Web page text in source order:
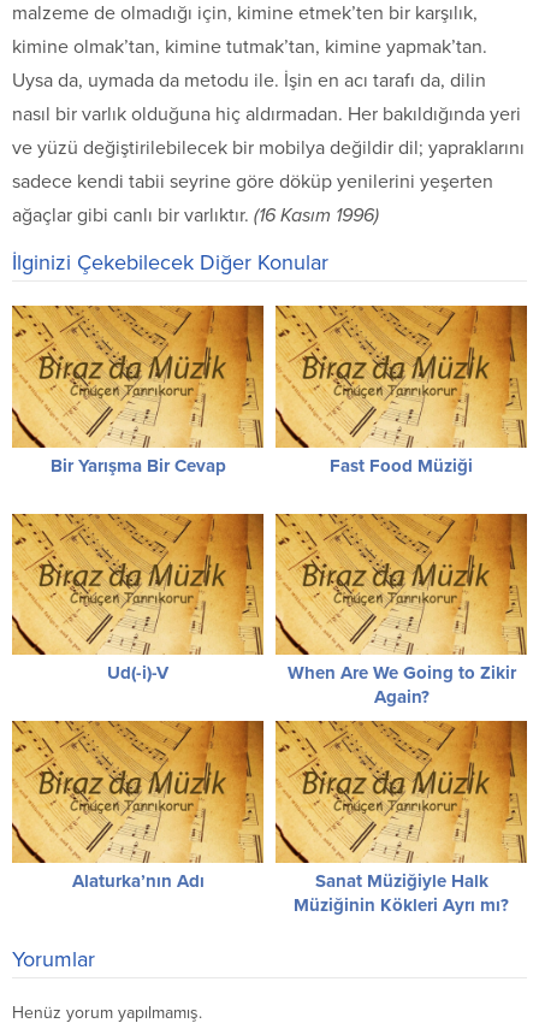
malzeme de olmadığı için, kimine etmek’ten bir karşılık,
kimine olmak’tan, kimine tutmak’tan, kimine yapmak’tan.
Uysa da, uymada da metodu ile. İşin en acı tarafı da, dilin
nasıl bir varlık olduğuna hiç aldırmadan. Her bakıldığında yeri
ve yüzü değiştirilebilecek bir mobilya değildir dil; yapraklarını
sadece kendi tabii seyrine göre döküp yenilerini yeşerten
ağaçlar gibi canlı bir varlıktır. (16 Kasım 1996)
İlginizi Çekebilecek Diğer Konular
Bir Yarışma Bir Cevap Fast Food Müziği
Ud(-i)-V
When Are We Going to Zikir
Again?
Alaturka’nın Adı
Sanat Müziğiyle Halk
Müziğinin Kökleri Ayrı mı?
Yorumlar
Henüz yorum yapılmamış.